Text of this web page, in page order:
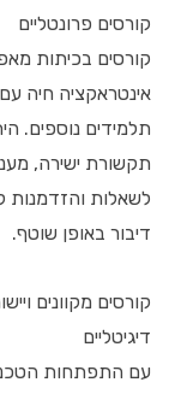
קורסים פרונטליים
קורסים בכיתות
אינטראקציה חיה
תלמידים נוספים.
תקשורת ישירה,
לשאלות והזדמנות
דיבור באופן שוטף.
קורסים מקוונים
דיגיטליים
עם התפתחות